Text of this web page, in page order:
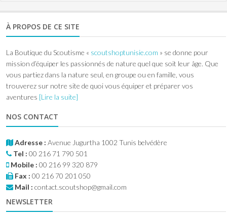
À PROPOS DE CE SITE
La Boutique du Scoutisme « scoutshoptunisie.com » se donne pour
mission d’équiper les passionnés de nature quel que soit leur âge. Que
vous partiez dans la nature seul, en groupe ou en famille, vous
trouverez sur notre site de quoi vous équiper et préparer vos
aventures [Lire la suite]
NOS CONTACT
Adresse : Avenue Jugurtha 1002 Tunis belvédère
Tel : 00 216 71 790 501
Mobile : 00 216 99 320 879
Fax : 00 216 70 201 050
Mail : contact.scoutshop@gmail.com
NEWSLETTER